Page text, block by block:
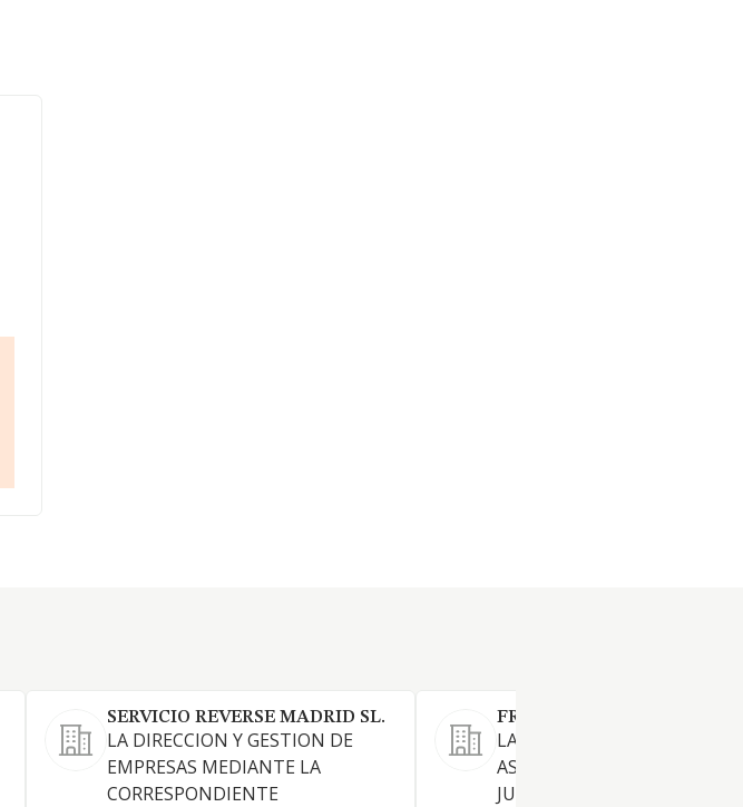
SERVICIO REVERSE MADRID SL.
LA DIRECCION Y GESTION DE
EMPRESAS MEDIANTE LA
CORRESPONDIENTE
FRAYLEX SL
LA PRESTACION DE
ASESORAMIENTO Y DEFENSA
JURIDICOS EN TODOS LOS